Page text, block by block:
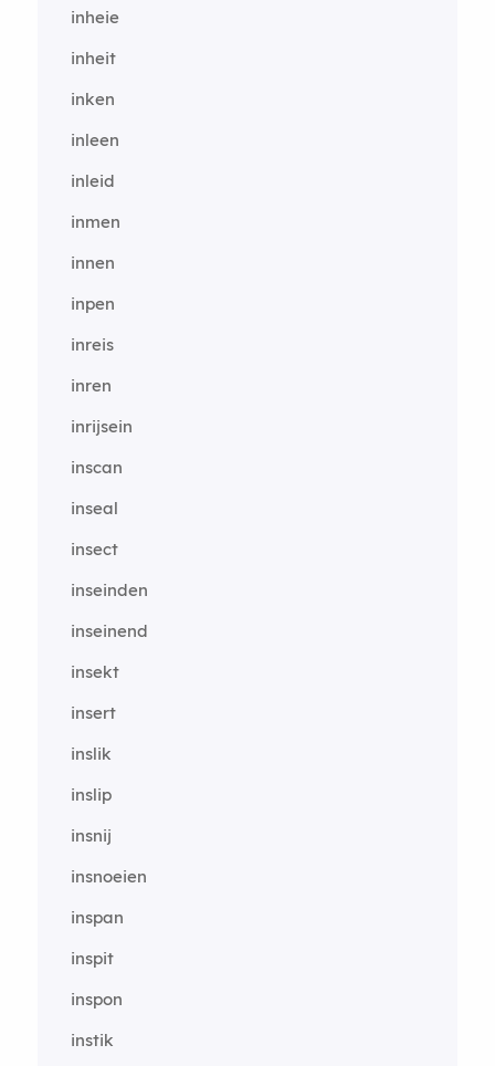
inheie
inheit
inken
inleen
inleid
inmen
innen
inpen
inreis
inren
inrijsein
inscan
inseal
insect
inseinden
inseinend
insekt
insert
inslik
inslip
insnij
insnoeien
inspan
inspit
inspon
instik